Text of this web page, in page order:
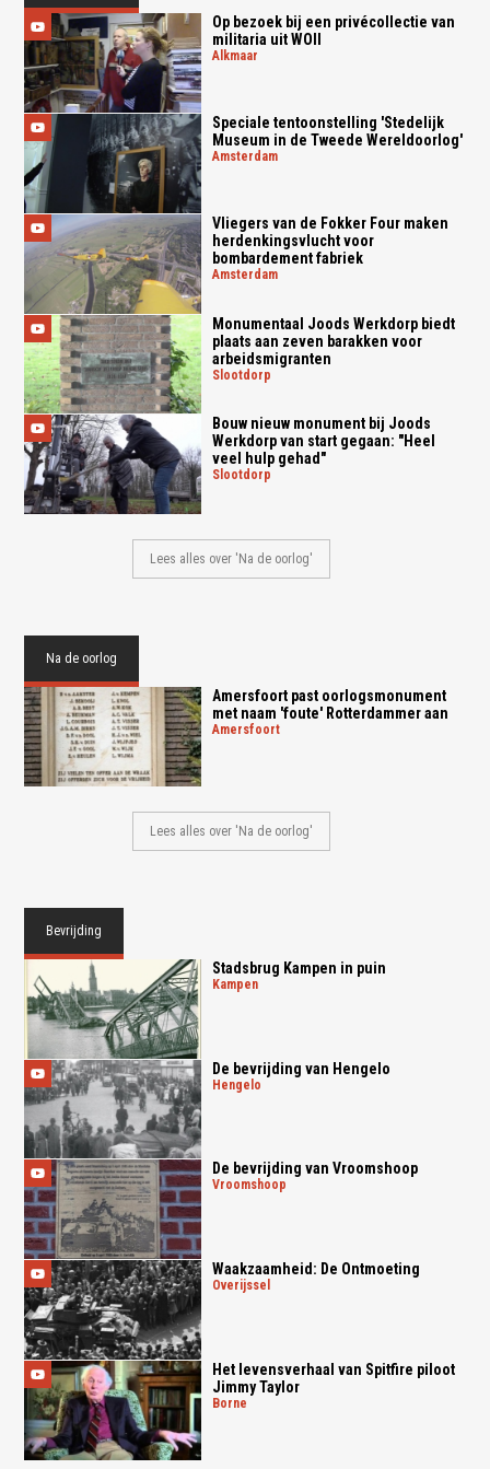
Op bezoek bij een privécollectie van
militaria uit WOII
alkmaar
Speciale tentoonstelling 'Stedelijk
Museum in de Tweede Wereldoorlog'
amsterdam
Vliegers van de Fokker Four maken
herdenkingsvlucht voor
bombardement fabriek
amsterdam
Monumentaal Joods Werkdorp biedt
plaats aan zeven barakken voor
arbeidsmigranten
slootdorp
Bouw nieuw monument bij Joods
Werkdorp van start gegaan: "Heel
veel hulp gehad"
slootdorp
Lees alles over 'Na de oorlog'
Na de oorlog
Amersfoort past oorlogsmonument
met naam 'foute' Rotterdammer aan
amersfoort
Lees alles over 'Na de oorlog'
Bevrijding
Stadsbrug Kampen in puin
kampen
De bevrijding van Hengelo
hengelo
De bevrijding van Vroomshoop
vroomshoop
Waakzaamheid: De Ontmoeting
overijssel
Het levensverhaal van Spitfire piloot
Jimmy Taylor
borne